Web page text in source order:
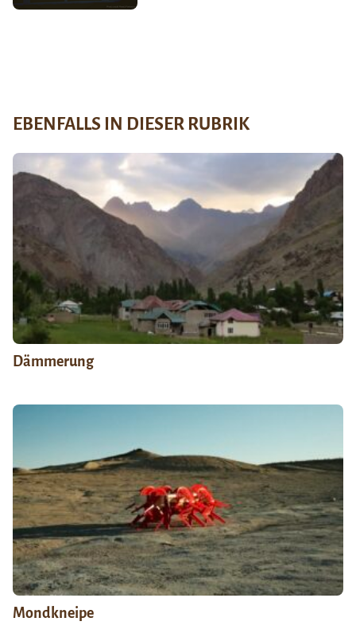
EBENFALLS IN DIESER RUBRIK
Dämmerung
Mondkneipe